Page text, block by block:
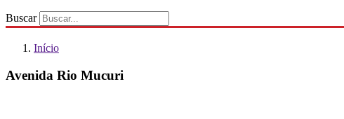
Buscar
Início
Avenida Rio Mucuri